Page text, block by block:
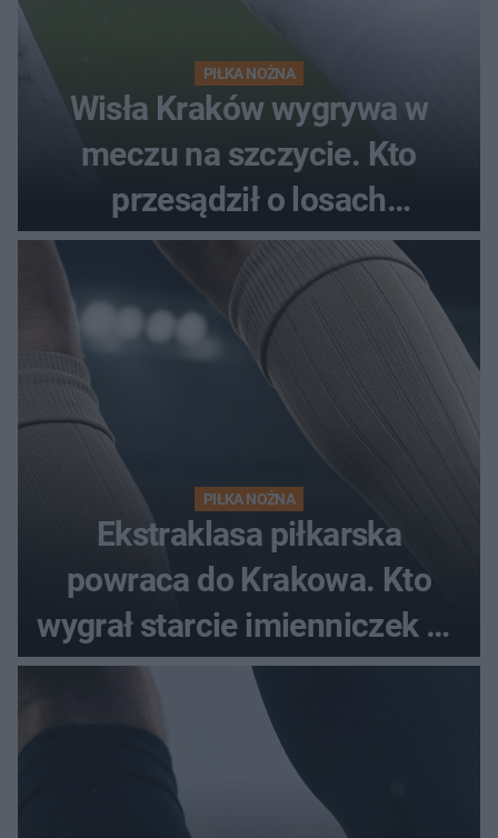
PIŁKA NOŻNA
Wisła Kraków wygrywa w
meczu na szczycie. Kto
przesądził o losach
spotkania?
PIŁKA NOŻNA
Ekstraklasa piłkarska
powraca do Krakowa. Kto
wygrał starcie imienniczek na
pełnym stadionie